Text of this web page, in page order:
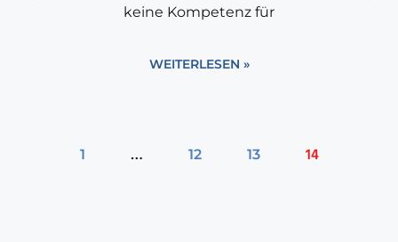
keine Kompetenz für
WEITERLESEN »
1 … 12 13 14